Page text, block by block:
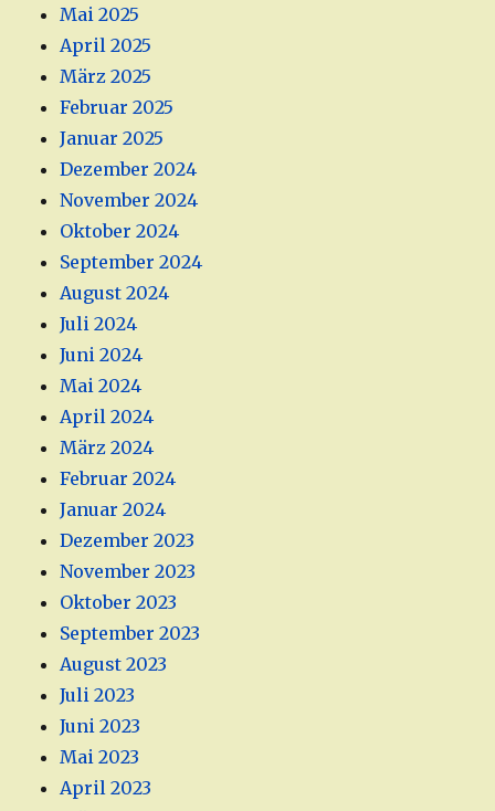
Mai 2025
April 2025
März 2025
Februar 2025
Januar 2025
Dezember 2024
November 2024
Oktober 2024
September 2024
August 2024
Juli 2024
Juni 2024
Mai 2024
April 2024
März 2024
Februar 2024
Januar 2024
Dezember 2023
November 2023
Oktober 2023
September 2023
August 2023
Juli 2023
Juni 2023
Mai 2023
April 2023